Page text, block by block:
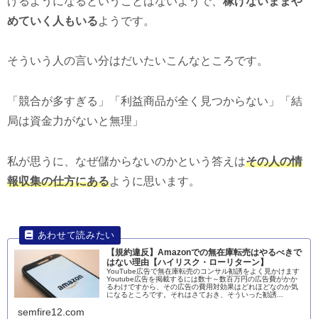
めていく人もいるようです。
そういう人の言い分はだいたいこんなところです。
「競合が多すぎる」「利益商品が全く見つからない」「結
局は資金力がないと無理」
私が思うに、なぜ儲からないのかという答えはその人の情
報収集の仕方にあるように思います。
【規約違反】Amazonでの無在庫転売はやるべきで
はない理由【ハイリスク・ローリターン】
YouTube広告で無在庫転売のコンサル勧誘をよく見かけます
Youtube広告を掲載するには数十～数百万円の広告費がかか
るわけですから、その広告の費用対効果はどれほどなのか気
になるところです。それはさておき、そういった勧誘...
semfire12.com